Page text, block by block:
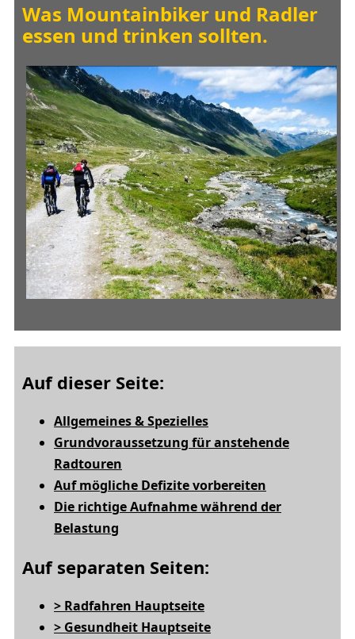
Was Mountainbiker und Radler
essen und trinken sollten.
Auf dieser Seite:
Allgemeines & Spezielles
Grundvoraussetzung für anstehende
Radtouren
Auf mögliche Defizite vorbereiten
Die richtige Aufnahme während der
Belastung
Auf separaten Seiten:
> Radfahren Hauptseite
> Gesundheit Hauptseite